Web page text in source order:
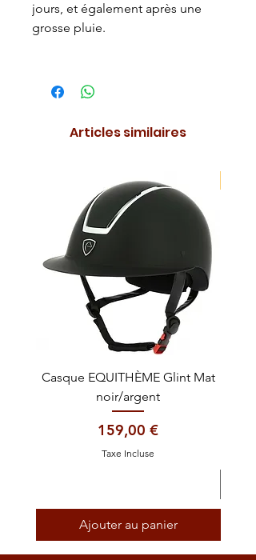
jours, et également après une
grosse pluie.
Articles similaires
Casque EQUITHÈME Glint Mat
noir/argent
Prix
159,00 €
Taxe Incluse
Ajouter au panier